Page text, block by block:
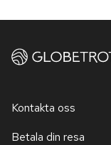
Kontakta oss
Betala din resa